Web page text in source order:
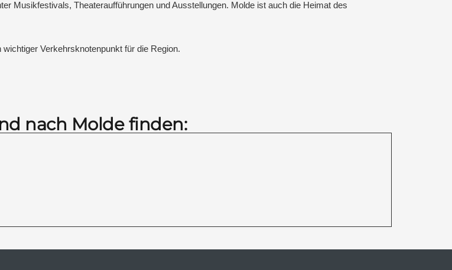
Musikfestivals, Theateraufführungen und Ausstellungen. Molde ist auch die Heimat des
Verkehrsknotenpunkt für die Region.
nach Molde finden: